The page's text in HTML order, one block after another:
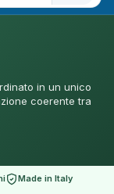
in un unico
coerente tra
Made in Italy